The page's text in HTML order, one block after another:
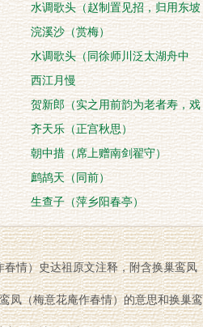
水调歌头（赵制置见招，归用东坡
中秋韵，以见微意
浣溪沙（赏梅）
水调歌头（同徐师川泛太湖舟中
作）
西江月慢
贺新郎（实之用前韵为老者寿，戏
答。）
齐天乐（正宫秋思）
朝中措（席上赠南剑翟守）
鹧鸪天（同前）
生查子（萍乡阳春亭）
情）史达祖原文注释，附含换巢鸾凤
凤（梅意花庵作春情）的意思和换巢鸾